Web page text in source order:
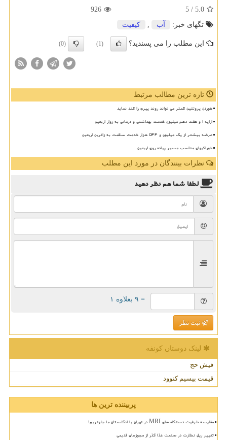
5.0
/ 5
926
تگهای خبر:
آب , كیفیت
این مطلب را می پسندید؟ (1)
(0)
تازه ترین مطالب مرتبط
خوردن پروتئین کمتر می تواند روند پیری را کند نماید
ارایه ۱ و هفت دهم میلیون خدمت بهداشتی و درمانی به زوار اربعین
عرضه بیشتر از یک میلیون و ۵۴۴ هزار خدمت سلامت به زائرین اربعین
خوراکیهای مناسب مسیر پیاده روی اربعین
نظرات بینندگان در مورد این مطلب
لطفا شما همنظر دهید
= ۹ بعلاوه ۱
ثبت نظر
لینک دوستان كونفه
فیش حج
قیمت بیسیم کنوود
پربیننده ترین ها
مقایسه ظرفیت دستگاه های MRI در تهران با انگلستان ما جلوتریم!
تغییر ریل نظارت در صنعت غذا گذر از مجوزهای قدیمی